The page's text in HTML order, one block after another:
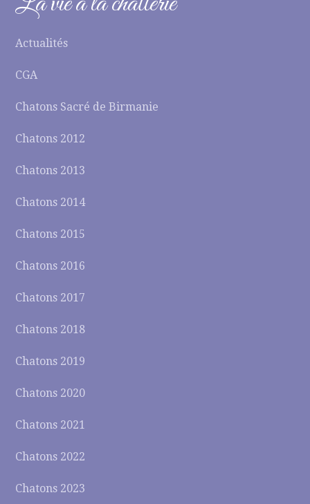
Actualités
CGA
Chatons Sacré de Birmanie
Chatons 2012
Chatons 2013
Chatons 2014
Chatons 2015
Chatons 2016
Chatons 2017
Chatons 2018
Chatons 2019
Chatons 2020
Chatons 2021
Chatons 2022
Chatons 2023